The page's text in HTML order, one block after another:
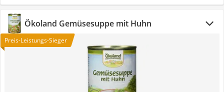
Ökoland Gemüsesuppe mit Huhn
Preis-Leistungs-Sieger